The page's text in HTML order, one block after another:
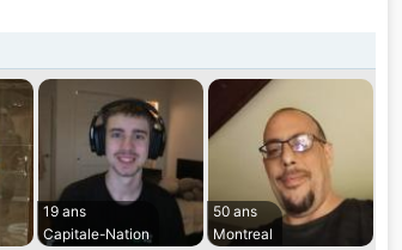
19 ans
Capitale-Nation
50 ans
Montreal